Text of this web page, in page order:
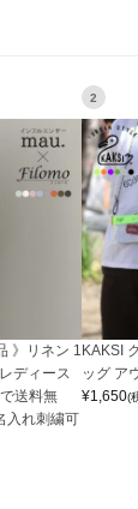
》リネン 1
ディース
送料無
入れ刺繍可
2
KAKSI
ッグ ア
¥1,650(